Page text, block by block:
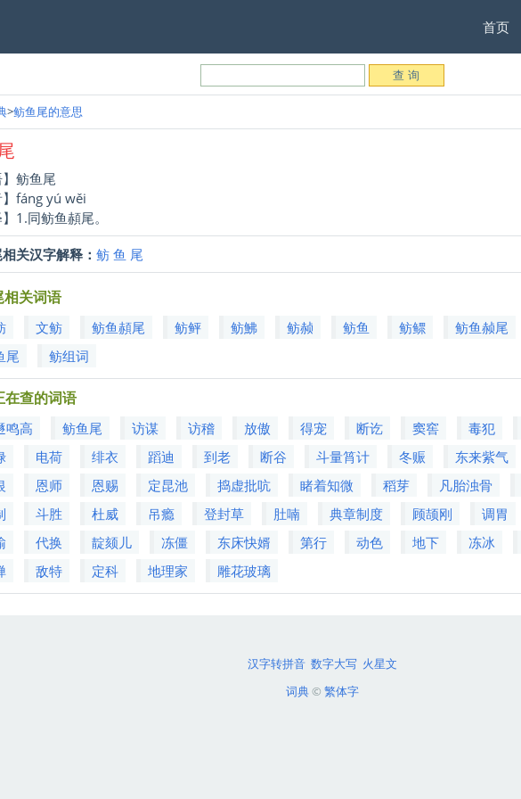
首页
鲂鱼尾的意思
】鲂鱼尾
】fáng yú wěi
】1.同鲂鱼頳尾。
关汉字解释：鲂 鱼 尾
相关词语
文鲂 鲂鱼頳尾 鲂鲆 鲂鮄 鲂赪 鲂鱼 鲂鳏 鲂鱼赪尾
尾
鲂组词
在查的词语
鸣高 鲂鱼尾 访谋 访稽 放傲 得宠 断讫 窦窖 毒犯
电荷 绯衣 蹈迪 到老 断谷 斗量筲计 冬赈 东来紫气
恩师 恩赐 定昆池 捣虚批吭 睹着知微 稻芽 凡胎浊骨
斗胜 杜威 吊瘾 登封草 肚喃 典章制度 顾颉刚 调胃
代换 靛颏儿 冻僵 东床快婿 第行 动色 地下 冻冰
敌特 定科 地理家 雕花玻璃
汉字转拼音 数字大写 火星文
词典© 繁体字